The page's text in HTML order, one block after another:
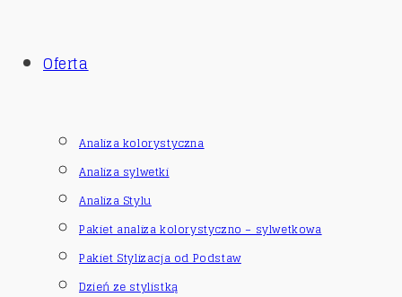
Oferta
Analiza kolorystyczna
Analiza sylwetki
Analiza Stylu
Pakiet analiza kolorystyczno – sylwetkowa
Pakiet Stylizacja od Podstaw
Dzień ze stylistką